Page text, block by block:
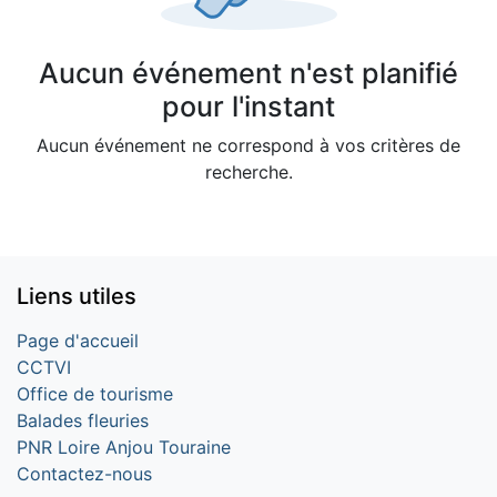
Aucun événement n'est planifié
pour l'instant
Aucun événement ne correspond à vos critères de
recherche.
Liens utiles
Page d'accueil
CCTVI
Office de tourisme
Balades fleuries
PNR Loire Anjou Touraine
Contactez-nous